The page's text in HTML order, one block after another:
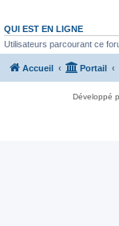
QUI EST EN LIGNE
Utilisateurs parcourant ce
Accueil Portail
Développé